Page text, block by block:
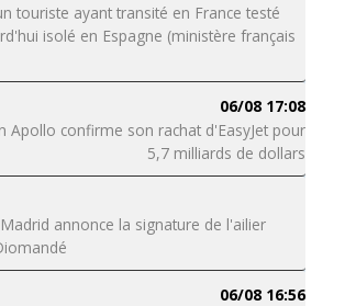
touriste ayant transité en France testé
isolé en Espagne (ministère français
06/08 17:08
Apollo confirme son rachat d'EasyJet pour
5,7 milliards de dollars
annonce la signature de l'ailier
06/08 16:56